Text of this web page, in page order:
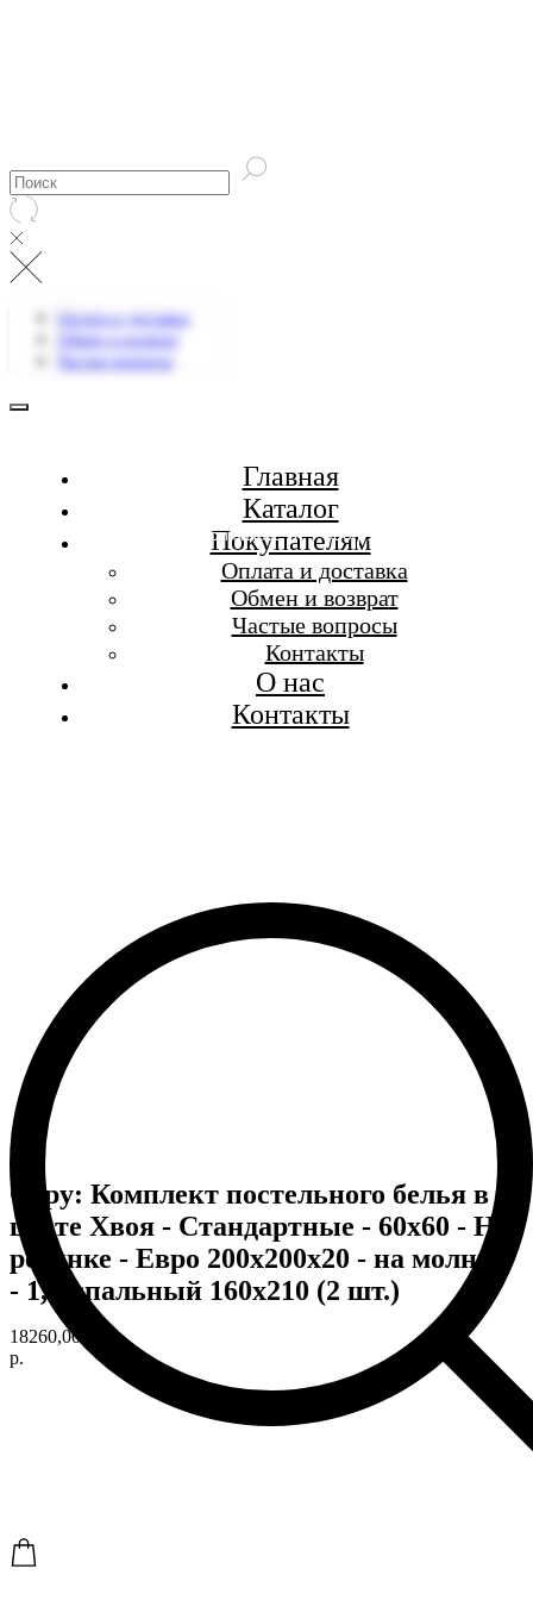
Бесплатная доставка при заказе от 7 000 р.
Оплата и доставка
Обмен и возврат
Частые вопросы
Главная
Каталог
Покупателям
Оплата и доставка
Обмен и возврат
Частые вопросы
Контакты
О нас
Контакты
Copy: Комплект постельного белья в
цвете Хвоя - Стандартные - 60х60 - На
резинке - Евро 200х200х20 - на молнии
- 1,5-спальный 160х210 (2 шт.)
18260,00
р.